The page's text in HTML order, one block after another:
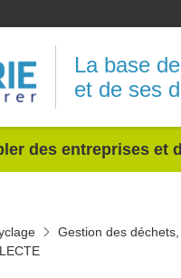
La base
et de ses
des entreprises
Gestion des